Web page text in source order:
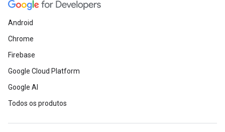
Android
Chrome
Firebase
Google Cloud Platform
Google AI
Todos os produtos